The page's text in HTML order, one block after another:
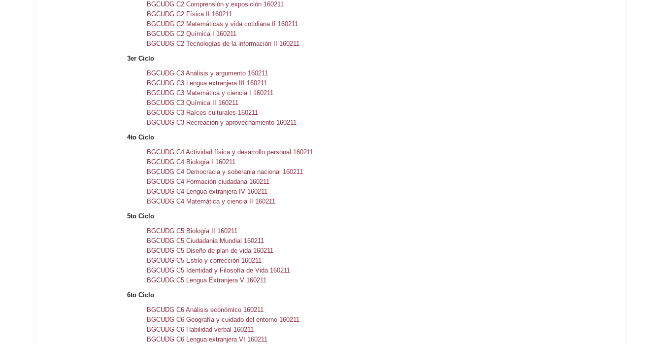
BGCUDG C2 Comprensión y exposición 160211
BGCUDG C2 Física II 160211
BGCUDG C2 Matemáticas y vida cotidiana II 160211
BGCUDG C2 Química I 160211
BGCUDG C2 Tecnologías de la información II 160211
3er Ciclo
BGCUDG C3 Análisis y argumento 160211
BGCUDG C3 Lengua extranjera III 160211
BGCUDG C3 Matemática y ciencia I 160211
BGCUDG C3 Química II 160211
BGCUDG C3 Raíces culturales 160211
BGCUDG C3 Recreación y aprovechamiento 160211
4to Ciclo
BGCUDG C4 Actividad física y desarrollo personal 160211
BGCUDG C4 Biología I 160211
BGCUDG C4 Democracia y soberania nacional 160211
BGCUDG C4 Formación ciudadana 160211
BGCUDG C4 Lengua extranjera IV 160211
BGCUDG C4 Matemática y ciencia II 160211
5to Ciclo
BGCUDG C5 Biología II 160211
BGCUDG C5 Ciudadania Mundial 160211
BGCUDG C5 Diseño de plan de vida 160211
BGCUDG C5 Estilo y corrección 160211
BGCUDG C5 Identidad y Filosofía de Vida 160211
BGCUDG C5 Lengua Extranjera V 160211
6to Ciclo
BGCUDG C6 Análisis económico 160211
BGCUDG C6 Geografía y cuidado del entorno 160211
BGCUDG C6 Habilidad verbal 160211
BGCUDG C6 Lengua extranjera VI 160211